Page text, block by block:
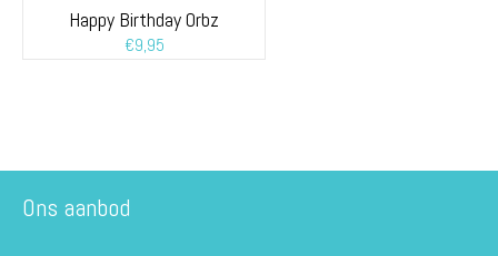
Happy Birthday Orbz
€9,95
Ons aanbod